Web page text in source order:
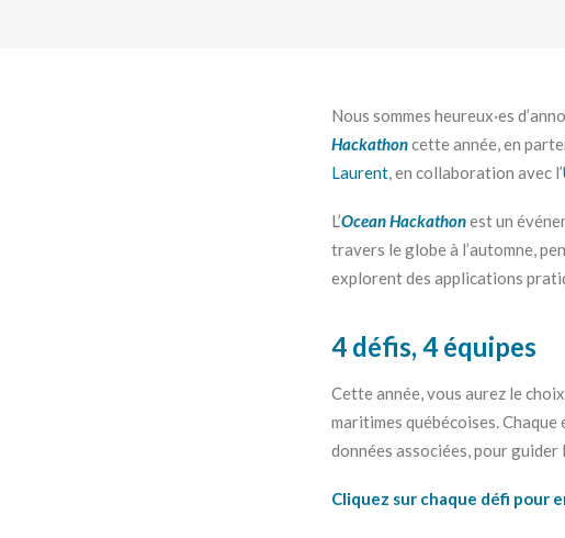
Nous sommes heureux·es
Hackathoncette année, en
Laurent, en collaboration avec l’
L’Ocean Hackathonest un
travers le globe à l’automne,
explorent des applications
4 défis, 4 équipes
Cette année, vous aurez le
maritimes québécoises.
données associées, pour
Cliquez sur chaque défi pour